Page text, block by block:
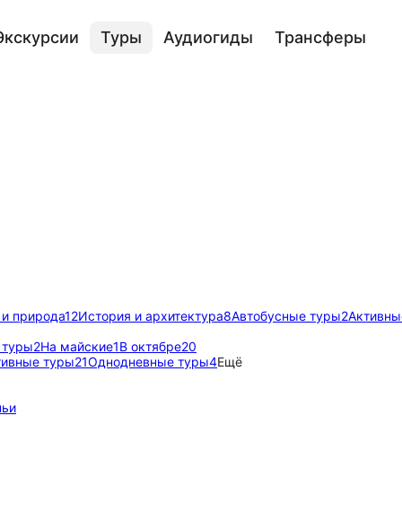
Туры Аудиогиды Трансферы
природа12История и архитектура8Автобусные туры2
2На майские1В октябре20
туры21Однодневные туры4Ещё